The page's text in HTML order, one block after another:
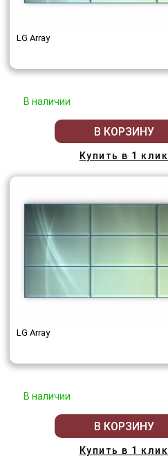
LG Array
В наличии
В КОРЗИНУ
Купить в 1 клик
LG Array
В наличии
В КОРЗИНУ
Купить в 1 клик